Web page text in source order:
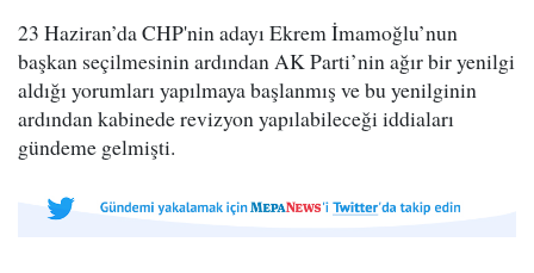
23 Haziran’da CHP'nin adayı Ekrem İmamoğlu’nun
başkan seçilmesinin ardından AK Parti’nin ağır bir yenilgi
aldığı yorumları yapılmaya başlanmış ve bu yenilginin
ardından kabinede revizyon yapılabileceği iddiaları
gündeme gelmişti.